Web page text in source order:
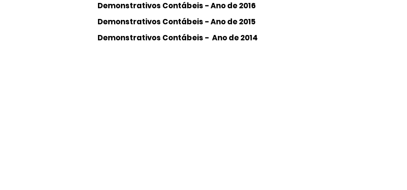
Demonstrativos Contábeis - Ano de 2016
Demonstrativos Contábeis - Ano de 2015
Demonstrativos Contábeis - Ano de 2014